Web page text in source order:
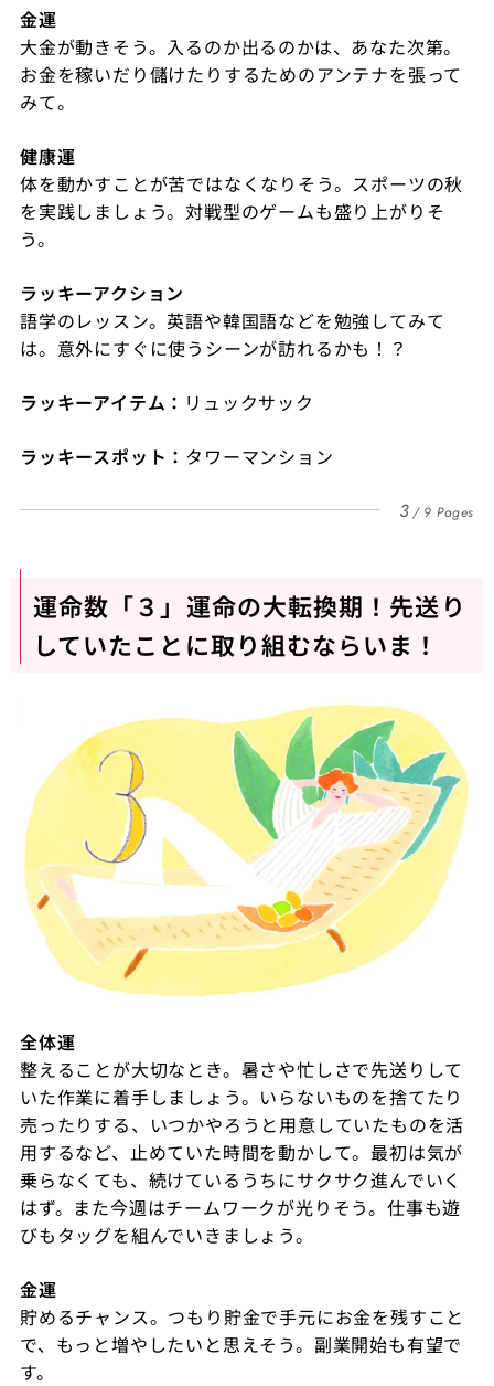
金運
大金が動きそう。入るのか出るのかは、あなた次第。
お金を稼いだり儲けたりするためのアンテナを張って
みて。
健康運
体を動かすことが苦ではなくなりそう。スポーツの秋
を実践しましょう。対戦型のゲームも盛り上がりそ
う。
ラッキーアクション
語学のレッスン。英語や韓国語などを勉強してみて
は。意外にすぐに使うシーンが訪れるかも！？
ラッキーアイテム： リュックサック
ラッキースポット： タワーマンション
3 9 Pages
運命数「３」運命の大転換期！先送り
していたことに取り組むならいま！
全体運
整えることが大切なとき。暑さや忙しさで先送りして
いた作業に着手しましょう。いらないものを捨てたり
売ったりする、いつかやろうと用意していたものを活
用するなど、止めていた時間を動かして。最初は気が
乗らなくても、続けているうちにサクサク進んでいく
はず。また今週はチームワークが光りそう。仕事も遊
びもタッグを組んでいきましょう。
金運
貯めるチャンス。つもり貯金で手元にお金を残すこと
で、もっと増やしたいと思えそう。副業開始も有望で
す。